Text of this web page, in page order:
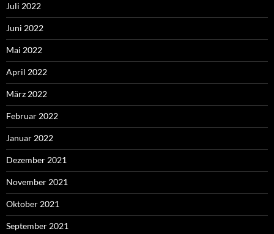
Juli 2022
Juni 2022
Mai 2022
April 2022
März 2022
Februar 2022
Januar 2022
Dezember 2021
November 2021
Oktober 2021
September 2021